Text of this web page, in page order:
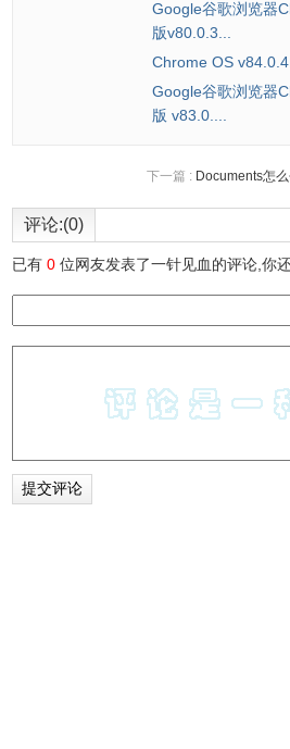
Google谷歌浏览器
版v80.0.3...
Chrome OS
Google谷歌浏览器
版 v83.0....
下一篇 : Documents怎
评论:(0)
已有0 位网友发表了一针见血的评论,你